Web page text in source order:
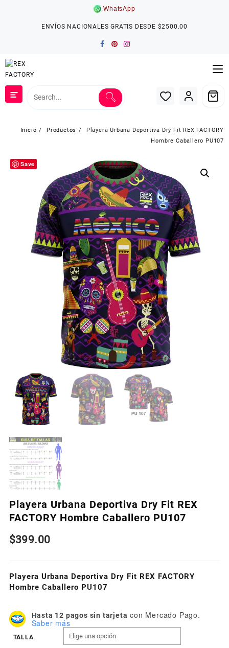
WhatsApp
ENVÍOS NACIONALES GRATIS DESDE $2500.00
Inicio Productos
Playera Urbana Deportiva Dry Fit REX FACTORY
Hombre Caballero PU107
Save
Playera Urbana Deportiva Dry Fit REX
FACTORY Hombre Caballero PU107
$399.00
Playera Urbana Deportiva Dry Fit REX FACTORY
Hombre Caballero PU107
Hasta 12 pagos sin tarjeta con Mercado Pago.
Saber más
TALLA